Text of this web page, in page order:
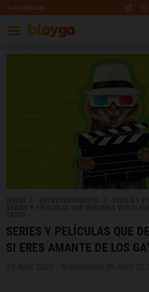
Ir a yoigo.com
SERIES Y PELÍCULAS QUE
SI ERES AMANTE DE LOS